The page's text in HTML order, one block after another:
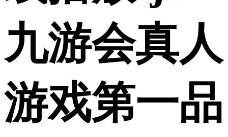
九游会真人
游戏第一品